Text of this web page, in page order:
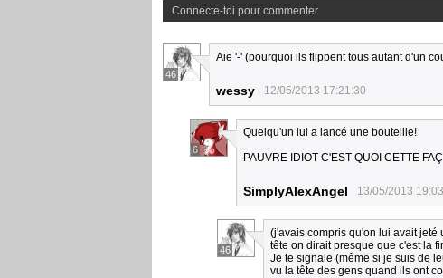
Connecte-toi pour commenter
46
Aie '-' (pourquoi ils flippent tous autant d'un
wessy 12/05/2013 17:21:30
6
Quelqu'un lui a lancé une bouteille!
PAUVRE IDIOT C'EST QUOI CETTE
SimplyAlexAngel 13/05/2013
46
(j'avais compris qu'on lui avait
tête on dirait presque que c'est la
Je te signale (même si je suis de
vu la tête des gens quand ils ont